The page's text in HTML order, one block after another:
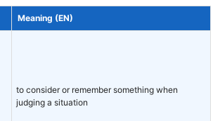
Meaning (EN)
to consider or remember something when
judging a situation